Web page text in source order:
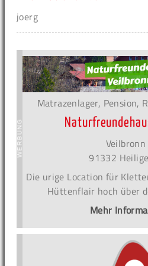
joerg
Matrazenlager, Pension,
91332
Die urige Location für
Hüttenflair hoch über
Mehr